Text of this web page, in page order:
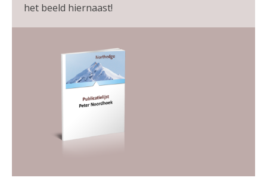
het beeld hiernaast!